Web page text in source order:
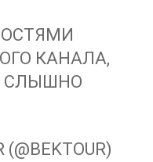
КАНАЛА,
СЛЫШНО
(@BEKTOUR)